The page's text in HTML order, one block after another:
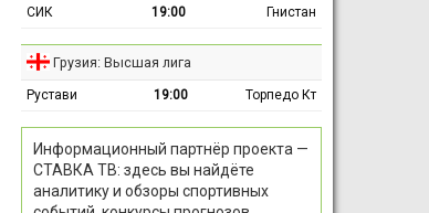
СИК 19:00 Гнистан
Грузия: Высшая лига
Рустави 19:00 Торпедо Кт
Информационный партнёр проекта —
СТАВКА ТВ: здесь вы найдёте
аналитику и обзоры спортивных